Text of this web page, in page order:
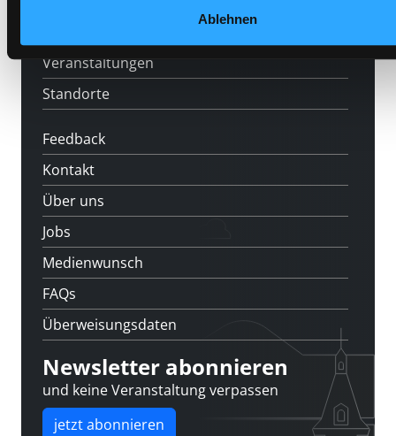
Ablehnen
Veranstaltungen
Standorte
Feedback
Kontakt
Über uns
Jobs
Medienwunsch
FAQs
Überweisungsdaten
Newsletter abonnieren
und keine Veranstaltung verpassen
jetzt abonnieren